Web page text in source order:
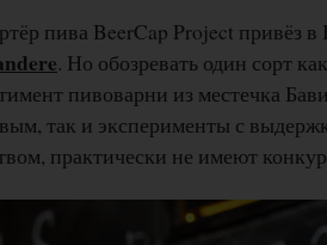
пива BeerCap Project привёз
. Но обозревать один сорт
пивоварни из местечка
так и эксперименты с
практически не имеют